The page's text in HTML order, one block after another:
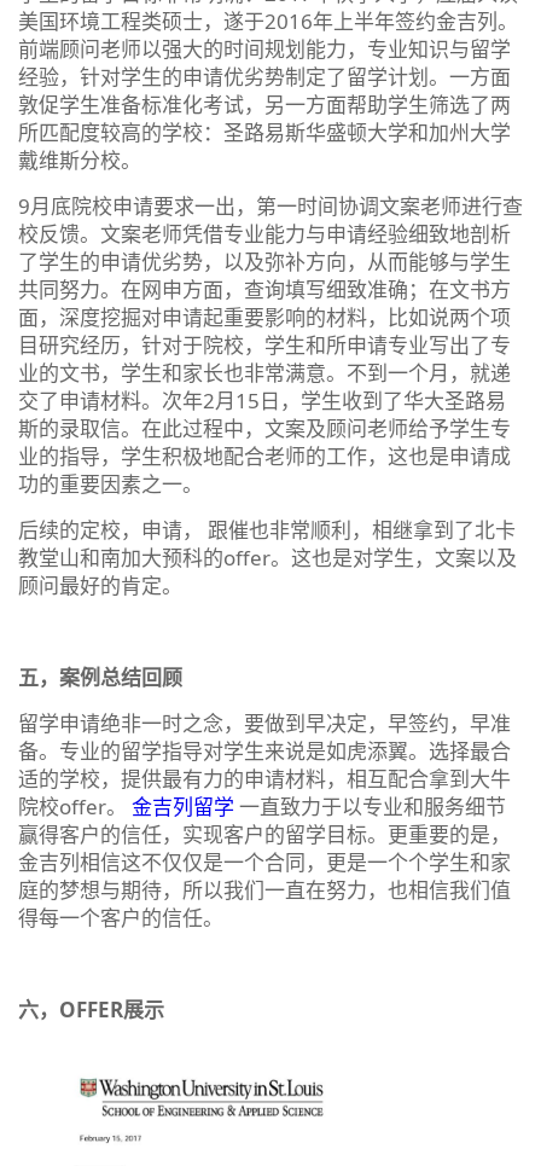
美国环境工程类硕士，遂于2016年上半年签约金吉列。
前端顾问老师以强大的时间规划能力，专业知识与留学
经验，针对学生的申请优劣势制定了留学计划。一方面
敦促学生准备标准化考试，另一方面帮助学生筛选了两
所匹配度较高的学校：圣路易斯华盛顿大学和加州大学
戴维斯分校。
9月底院校申请要求一出，第一时间协调文案老师进行查
校反馈。文案老师凭借专业能力与申请经验细致地剖析
了学生的申请优劣势，以及弥补方向，从而能够与学生
共同努力。在网申方面，查询填写细致准确；在文书方
面，深度挖掘对申请起重要影响的材料，比如说两个项
目研究经历，针对于院校，学生和所申请专业写出了专
业的文书，学生和家长也非常满意。不到一个月，就递
交了申请材料。次年2月15日，学生收到了华大圣路易
斯的录取信。在此过程中，文案及顾问老师给予学生专
业的指导，学生积极地配合老师的工作，这也是申请成
功的重要因素之一。
后续的定校，申请， 跟催也非常顺利，相继拿到了北卡
教堂山和南加大预科的offer。这也是对学生，文案以及
顾问最好的肯定。
五，案例总结回顾
留学申请绝非一时之念，要做到早决定，早签约，早准
备。专业的留学指导对学生来说是如虎添翼。选择最合
适的学校，提供最有力的申请材料，相互配合拿到大牛
院校offer。 金吉列留学 一直致力于以专业和服务细节
赢得客户的信任，实现客户的留学目标。更重要的是，
金吉列相信这不仅仅是一个合同，更是一个个学生和家
庭的梦想与期待，所以我们一直在努力，也相信我们值
得每一个客户的信任。
六，OFFER展示